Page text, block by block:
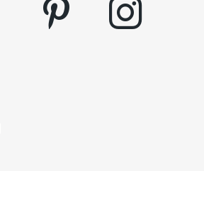
pinterest instagram